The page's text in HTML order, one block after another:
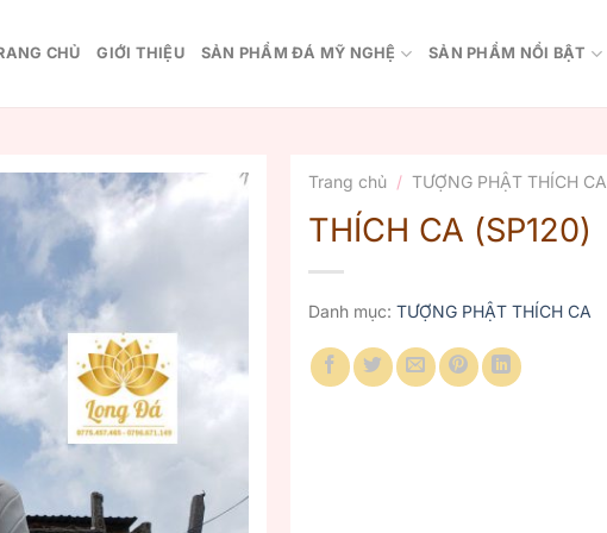
CHỦ GIỚI THIỆU SẢN PHẨM ĐÁ MỸ NGHỆ SẢN PHẨM NỔI BẬT
Trang chủ / TƯỢNG PHẬT THÍCH CA
THÍCH CA (SP120)
Danh mục: TƯỢNG PHẬT THÍCH CA